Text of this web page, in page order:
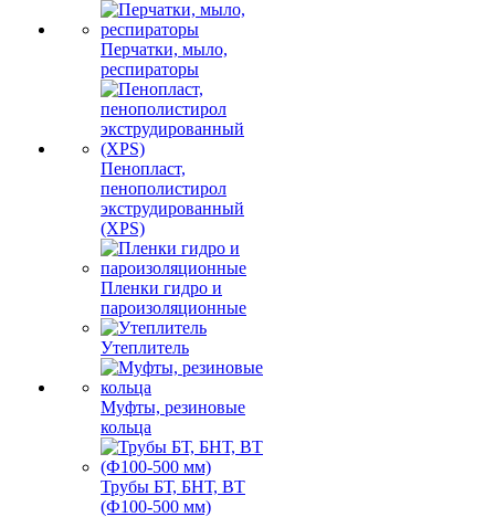
Перчатки, мыло,
респираторы
Пенопласт,
пенополистирол
экструдированный
(XPS)
Пленки гидро и
пароизоляционные
Утеплитель
Муфты, резиновые
кольца
Трубы БТ, БНТ, ВТ
(Ф100-500 мм)